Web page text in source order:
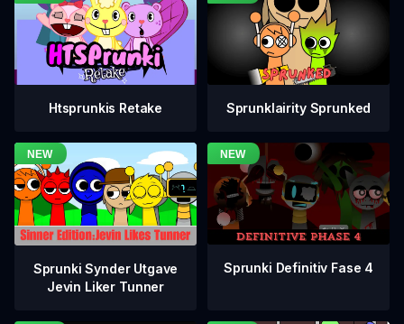
Htsprunkis Retake Sprunklairity Sprunked
Sprunki Synder Utgave
Jevin Liker Tunner
Sprunki Definitiv Fase 4